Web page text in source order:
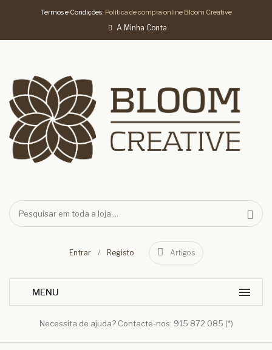
Termos e Condições: Politica de compra online Bloom Creative
A Minha Conta
Entrar / Registo Artigos
Necessita de ajuda? Contacte-nos: 915 872 085 (*)